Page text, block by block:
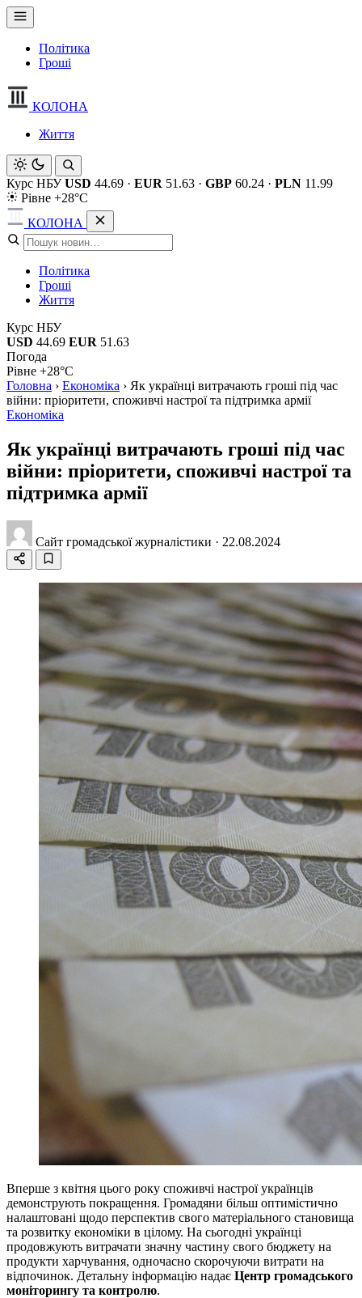
Політика
Гроші
КОЛОНА
Життя
Курс НБУ USD 44.69 · EUR 51.63 · GBP 60.24 · PLN 11.99
Рівне +28°C
КОЛОНА
Політика
Гроші
Життя
Курс НБУ
USD 44.69 EUR 51.63
Погода
Рівне +28°C
Головна › Економіка › Як українці витрачають гроші під час
війни: пріоритети, споживчі настрої та підтримка армії
Економіка
Як українці витрачають гроші під час
війни: пріоритети, споживчі настрої та
підтримка армії
Сайт громадської журналістики · 22.08.2024
Вперше з квітня цього року споживчі настрої українців
демонструють покращення. Громадяни більш оптимістично
налаштовані щодо перспектив свого матеріального становища
та розвитку економіки в цілому. На сьогодні українці
продовжують витрачати значну частину свого бюджету на
продукти харчування, одночасно скорочуючи витрати на
відпочинок. Детальну інформацію надає Центр громадського
моніторингу та контролю.